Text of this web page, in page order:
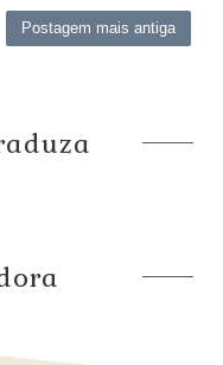
Postagem mais antiga